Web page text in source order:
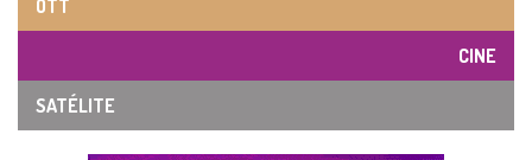
OTT
CINE
SATÉLITE